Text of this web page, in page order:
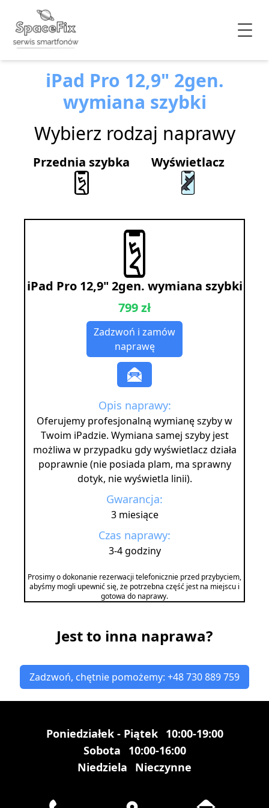
iPad Pro 12,9" 2gen.
wymiana szybki
Wybierz rodzaj naprawy
Przednia szybka Wyświetlacz
iPad Pro 12,9" 2gen. wymiana szybki
799 zł
Zadzwoń i zamów
naprawę
Opis naprawy:
Oferujemy profesjonalną wymianę szyby w
Twoim iPadzie. Wymiana samej szyby jest
możliwa w przypadku gdy wyświetlacz działa
poprawnie (nie posiada plam, ma sprawny
dotyk, nie wyświetla linii).
Gwarancja:
3 miesiące
Czas naprawy:
3-4 godziny
Prosimy o dokonanie rezerwacji telefonicznie przed przybyciem,
abyśmy mogli upewnić się, że potrzebna część jest na miejscu i
gotowa do naprawy.
Jest to inna naprawa?
Zadzwoń, chętnie pomożemy: +48 730 889 759
Poniedziałek - Piątek 10:00-19:00
Sobota
10:00-16:00
Niedziela
Nieczynne